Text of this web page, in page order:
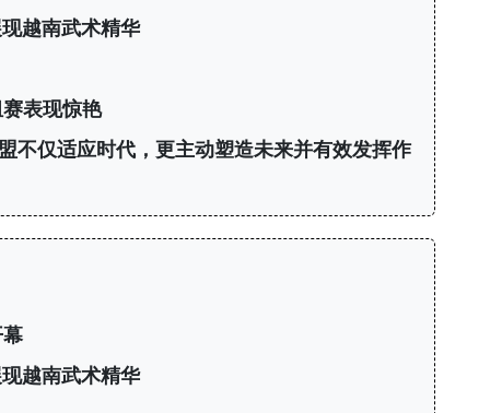
越南武术精华
表现惊艳
不仅适应时代，更主动塑造未来并有效发挥作
越南武术精华